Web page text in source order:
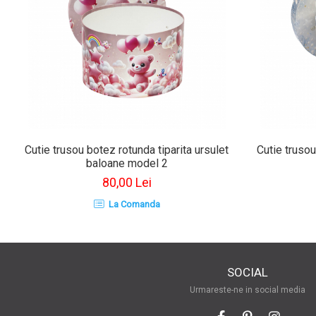
Cutie trusou botez rotunda tiparita ursulet
baloane model 2
80,00 Lei
La Comanda
Cutie
SOCIAL
Urmareste-ne in social media